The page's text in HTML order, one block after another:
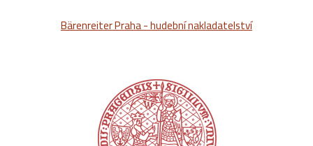
Bärenreiter Praha - hudební nakladatelství